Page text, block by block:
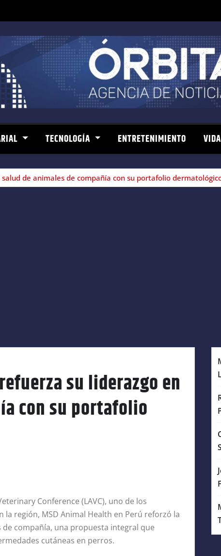
TECNOLOGÍA ENTRETENIMIENTO
salud de animales de compañía con su portafolio
refuerza su liderazgo en
con su portafolio
Conference (LAVC), uno de los
región, MSD Animal Health en Perú reforzó la
compañía, una propuesta integral que
cutáneas en perros.